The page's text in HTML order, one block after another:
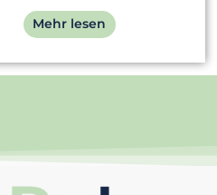
Mehr lesen